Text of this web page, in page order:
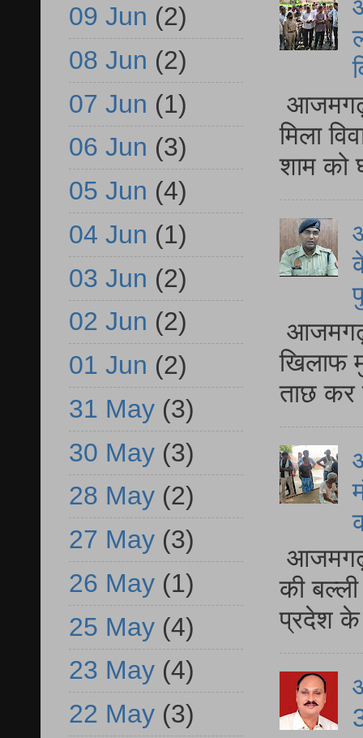
आजमगढ़
मिला
शाम को
आजमगढ़
खिलाफ
ताछ कर
आजमगढ़
की
प्रदेश
09 Jun (2)
08 Jun (2)
07 Jun (1)
06 Jun (3)
05 Jun (4)
04 Jun (1)
03 Jun (2)
02 Jun (2)
01 Jun (2)
31 May (3)
30 May (3)
28 May (2)
27 May (3)
26 May (1)
25 May (4)
23 May (4)
22 May (3)